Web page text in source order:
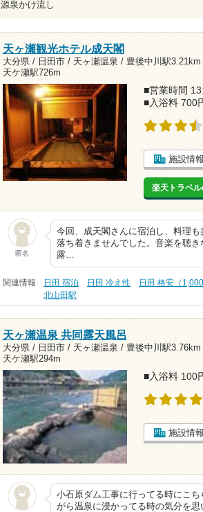
源泉かけ流し
天ヶ瀬観光ホテル成天閣
大分県 / 日田市 / 天ヶ瀬温泉 / 豊後中川駅3.21km
天ケ瀬駅726m
■営業時間
■入浴料 700
施設情
楽天トラベ
匿名
今回、成天閣さんに宿泊し、料理
落ち着きませんでした。音楽を聴
露…
関連情報 日田 宿泊 日田 冷え性 日田 格安（1,000
北山田駅
天ヶ瀬温泉 共同露天風呂
大分県 / 日田市 / 天ヶ瀬温泉 / 豊後中川駅3.76km
天ケ瀬駅294m
■入浴料 100
施設情
小石原ダム工事に行ってる時にこ
がら温泉に浸かってる時の気分を